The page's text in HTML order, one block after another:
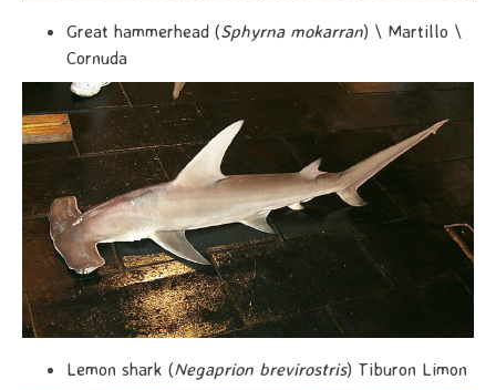
Great hammerhead (Sphyrna mokarran) \ Martillo \
Cornuda
Lemon shark (Negaprion brevirostris) Tiburon Limon